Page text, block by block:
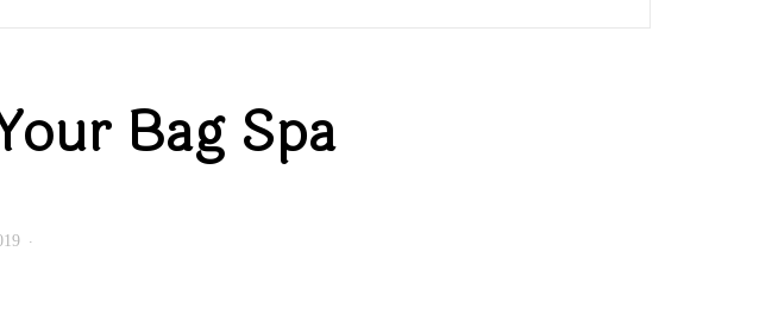
Bag Spa